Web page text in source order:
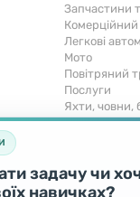
Запчастини
Легкові
Мото
Повітряний
Послуги
Яхти, човни,
Інші
Готовий
задачу чи
навичках?